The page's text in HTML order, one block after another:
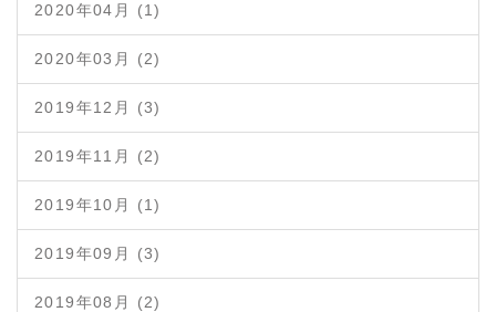
2020年04月 (1)
2020年03月 (2)
2019年12月 (3)
2019年11月 (2)
2019年10月 (1)
2019年09月 (3)
2019年08月 (2)